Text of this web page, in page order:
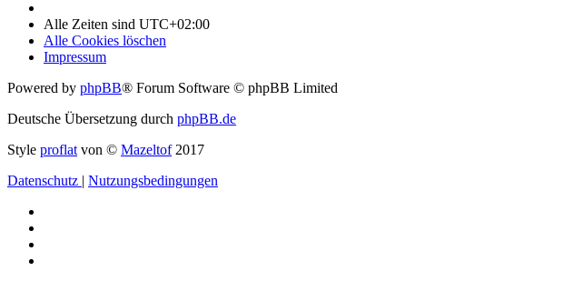
Alle Zeiten sind UTC+02:00
Alle Cookies löschen
Impressum
Powered by phpBB® Forum Software © phpBB Limited
Deutsche Übersetzung durch phpBB.de
Style proflat von © Mazeltof2017
Datenschutz | Nutzungsbedingungen